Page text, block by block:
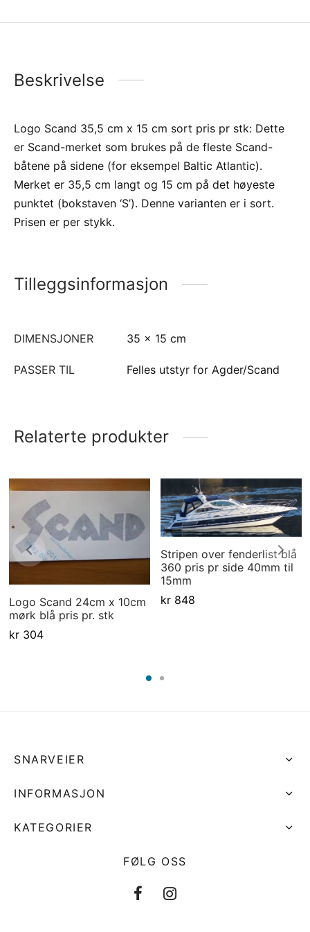
Beskrivelse
Logo Scand 35,5 cm x 15 cm sort pris pr stk: Dette
er Scand-merket som brukes på de fleste Scand-
båtene på sidene (for eksempel Baltic Atlantic).
Merket er 35,5 cm langt og 15 cm på det høyeste
punktet (bokstaven ‘S’). Denne varianten er i sort.
Prisen er per stykk.
Tilleggsinformasjon
DIMENSJONER 35 × 15 cm
PASSER TIL Felles utstyr for Agder/Scand
Relaterte produkter
Logo Scand 24cm x 10cm
mørk blå pris pr. stk
kr304
Stripen over fenderlist blå
360 pris pr side 40mm til
15mm
kr848
SNARVEIER
INFORMASJON
KATEGORIER
FØLG OSS